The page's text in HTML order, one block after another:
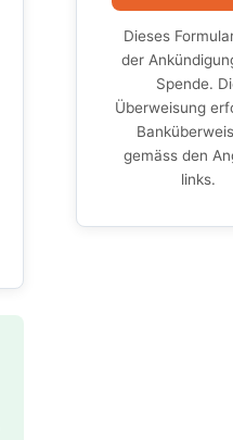
Dieses
der
Spende.
Überweisung
gemäss den
links.